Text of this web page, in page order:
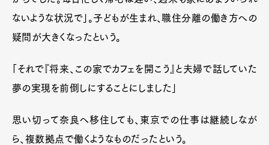
ないような状況で」。子どもが生まれ、職住分離の働き方への
疑問が大きくなったという。
「それで『将来、この家でカフェを開こう』と夫婦で話していた
夢の実現を前倒しにすることにしました」
思い切って奈良へ移住しても、東京での仕事は継続しなが
ら、複数拠点で働くようなものだったという。